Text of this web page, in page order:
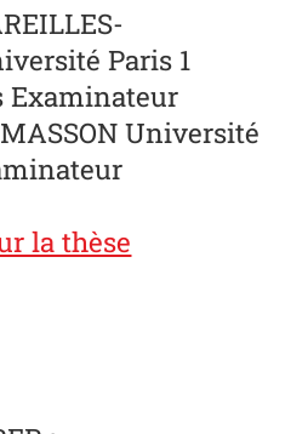
Paris 1
Examinateur
Université
la thèse